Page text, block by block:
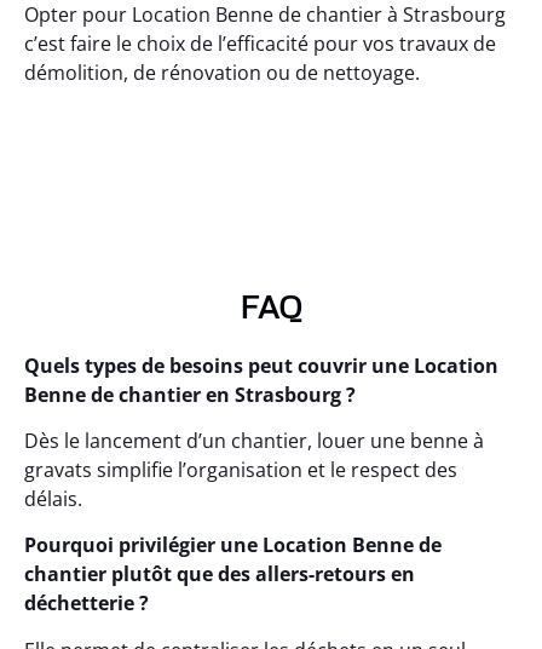
Opter pour Location Benne de chantier à Strasbourg
c’est faire le choix de l’efficacité pour vos travaux de
démolition, de rénovation ou de nettoyage.
FAQ
Quels types de besoins peut couvrir une Location
Benne de chantier en Strasbourg ?
Dès le lancement d’un chantier, louer une benne à
gravats simplifie l’organisation et le respect des
délais.
Pourquoi privilégier une Location Benne de
chantier plutôt que des allers-retours en
déchetterie ?